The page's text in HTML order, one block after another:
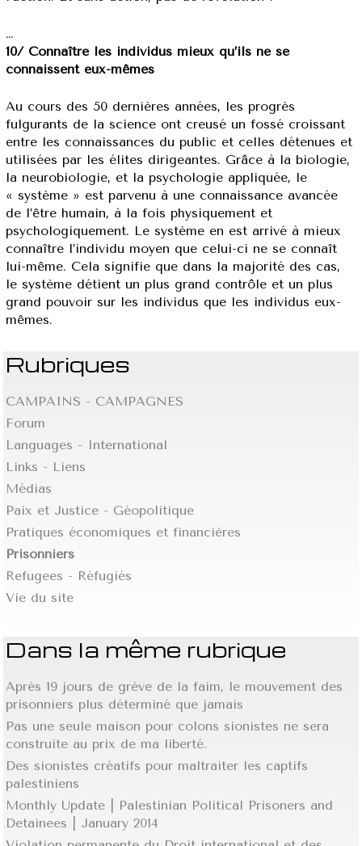
…
10/ Connaître les individus mieux qu’ils ne se
connaissent eux-mêmes
Au cours des 50 dernières années, les progrès
fulgurants de la science ont creusé un fossé croissant
entre les connaissances du public et celles détenues et
utilisées par les élites dirigeantes. Grâce à la biologie,
la neurobiologie, et la psychologie appliquée, le
« système » est parvenu à une connaissance avancée
de l’être humain, à la fois physiquement et
psychologiquement. Le système en est arrivé à mieux
connaître l’individu moyen que celui-ci ne se connaît
lui-même. Cela signifie que dans la majorité des cas,
le système détient un plus grand contrôle et un plus
grand pouvoir sur les individus que les individus eux-
mêmes.
Rubriques
CAMPAINS - CAMPAGNES
Forum
Languages - International
Links - Liens
Médias
Paix et Justice - Géopolitique
Pratiques économiques et financières
Prisonniers
Refugees - Réfugiés
Vie du site
Dans la même rubrique
Après 19 jours de grève de la faim, le mouvement des
prisonniers plus déterminé que jamais
Pas une seule maison pour colons sionistes ne sera
construite au prix de ma liberté.
Des sionistes créatifs pour maltraiter les captifs
palestiniens
Monthly Update | Palestinian Political Prisoners and
Detainees | January 2014